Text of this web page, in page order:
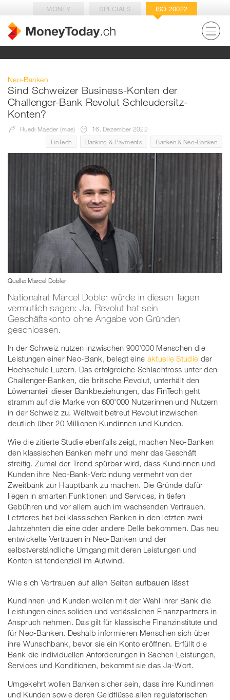
MONEY SPECIALS ISO 20022
Neo-Banken
Sind Schweizer Business-Konten der
Challenger-Bank Revolut Schleudersitz-
Konten?
Ruedi Maeder (mae)
16. Dezember 2022
FinTech
Banking & Payments Banken & Neo-Banken
Quelle: Marcel Dobler
Nationalrat Marcel Dobler würde in diesen Tagen
vermutlich sagen: Ja. Revolut hat sein
Geschäftskonto ohne Angabe von Gründen
geschlossen.
In der Schweiz nutzen inzwischen 900'000 Menschen die
Leistungen einer Neo-Bank, belegt eine aktuelle Studie der
Hochschule Luzern. Das erfolgreiche Schlachtross unter den
Challenger-Banken, die britische Revolut, unterhält den
Löwenanteil dieser Bankbeziehungen, das FinTech geht
stramm auf die Marke von 600'000 Nutzerinnen und Nutzern
in der Schweiz zu. Weltweit betreut Revolut inzwischen
deutlich über 20 Millionen Kundinnen und Kunden.
Wie die zitierte Studie ebenfalls zeigt, machen Neo-Banken
den klassischen Banken mehr und mehr das Geschäft
streitig. Zumal der Trend spürbar wird, dass Kundinnen und
Kunden ihre Neo-Bank-Verbindung vermehrt von der
Zweitbank zur Hauptbank zu machen. Die Gründe dafür
liegen in smarten Funktionen und Services, in tiefen
Gebühren und vor allem auch im wachsenden Vertrauen.
Letzteres hat bei klassischen Banken in den letzten zwei
Jahrzehnten die eine oder andere Delle bekommen. Das neu
entwickelte Vertrauen in Neo-Banken und der
selbstverständliche Umgang mit deren Leistungen und
Konten ist tendenziell im Aufwind.
Wie sich Vertrauen auf allen Seiten aufbauen lässt
Kundinnen und Kunden wollen mit der Wahl ihrer Bank die
Leistungen eines soliden und verlässlichen Finanzpartners in
Anspruch nehmen. Das gilt für klassische Finanzinstitute und
für Neo-Banken. Deshalb informieren Menschen sich über
ihre Wunschbank, bevor sie ein Konto eröffnen. Erfüllt die
Bank die individuellen Anforderungen in Sachen Leistungen,
Services und Konditionen, bekommt sie das Ja-Wort.
Umgekehrt wollen Banken sicher sein, dass ihre Kundinnen
und Kunden sowie deren Geldflüsse allen regulatorischen